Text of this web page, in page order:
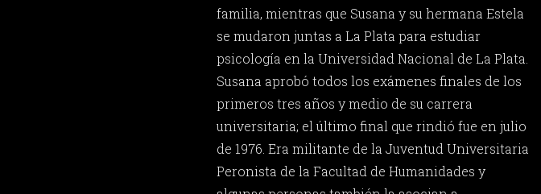
familia, mientras que Susana y su hermana Estela
se mudaron juntas a La Plata para estudiar
psicología en la Universidad Nacional de La Plata.
Susana aprobó todos los exámenes finales de los
primeros tres años y medio de su carrera
universitaria; el último final que rindió fue en julio
de 1976. Era militante de la Juventud Universitaria
Peronista de la Facultad de Humanidades y